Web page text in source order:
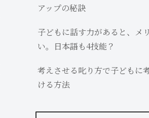
アップの秘訣
子どもに話す力があると、メ
い。日本語も4技能？
考えさせる叱り方で子どもに
ける方法